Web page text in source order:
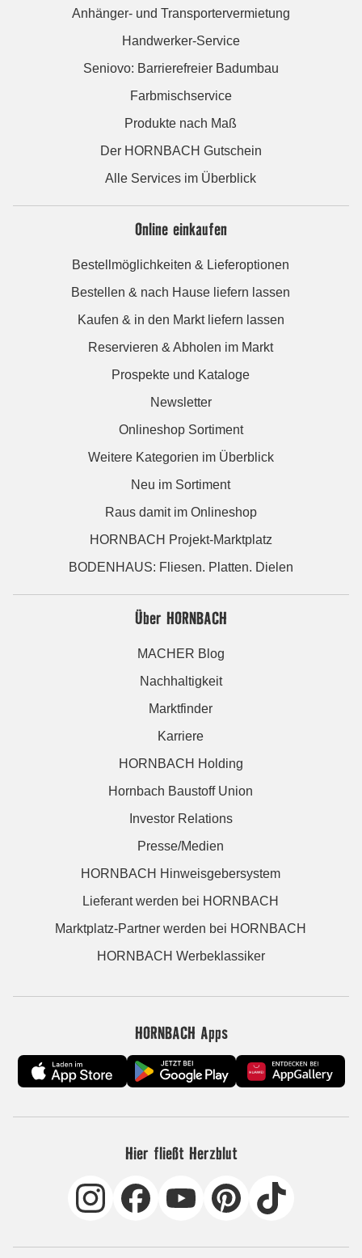
Anhänger- und Transportervermietung
Handwerker-Service
Seniovo: Barrierefreier Badumbau
Farbmischservice
Produkte nach Maß
Der HORNBACH Gutschein
Alle Services im Überblick
Online einkaufen
Bestellmöglichkeiten & Lieferoptionen
Bestellen & nach Hause liefern lassen
Kaufen & in den Markt liefern lassen
Reservieren & Abholen im Markt
Prospekte und Kataloge
Newsletter
Onlineshop Sortiment
Weitere Kategorien im Überblick
Neu im Sortiment
Raus damit im Onlineshop
HORNBACH Projekt-Marktplatz
BODENHAUS: Fliesen. Platten. Dielen
Über HORNBACH
MACHER Blog
Nachhaltigkeit
Marktfinder
Karriere
HORNBACH Holding
Hornbach Baustoff Union
Investor Relations
Presse/Medien
HORNBACH Hinweisgebersystem
Lieferant werden bei HORNBACH
Marktplatz-Partner werden bei HORNBACH
HORNBACH Werbeklassiker
HORNBACH Apps
Hier fließt Herzblut